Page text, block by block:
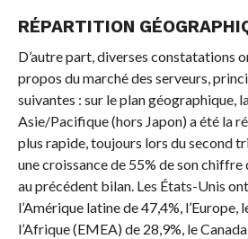
RÉPARTITION
D’autre part, diverses constatations
propos du marché des serveurs,
suivantes : sur le plan géographique,
Asie/Pacifique (hors Japon) a été la
plus rapide, toujours lors du second
une croissance de 55% de son
au précédent bilan. Les États-Unis
l’Amérique latine de 47,4%,
l’Afrique (EMEA) de 28,9%, le